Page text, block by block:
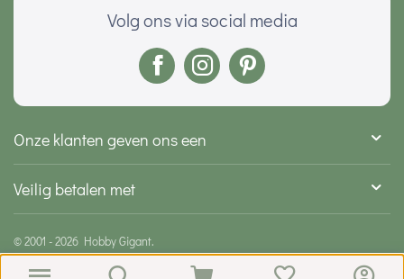
Volg ons via social media
Onze klanten geven ons een
Veilig betalen met
© 2001 - 2026 Hobby Gigant.